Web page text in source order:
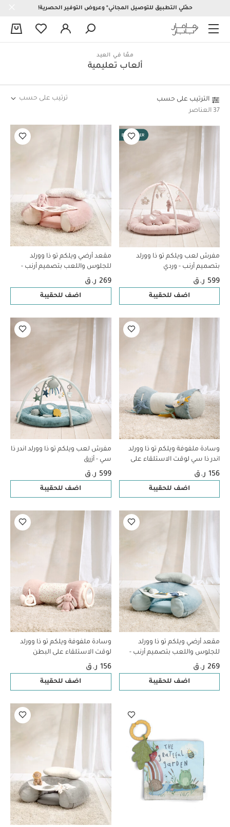
حمّلي التطبيق للتوصيل المجاني* وعروض التوفير الحصرية!
معًا في العيد
ألعاب تعليمية
الترتيب على حسب
37 العناصر
ترتيب على حسب
مفرش لعب ويلكم تو ذا وورلد
بتصميم أرنب - وردي
599 ر.ق
اضف للحقيبة
مقعد أرضي ويلكم تو ذا وورلد
للجلوس واللعب بتصميم أرنب -
وردي
269 ر.ق
اضف للحقيبة
وسادة ملفوفة ويلكم تو ذا وورلد
اندر ذا سي لوقت الاستلقاء على
البطن - أزرق
156 ر.ق
اضف للحقيبة
مفرش لعب ويلكم تو ذا وورلد اندر ذا
سي - أزرق
599 ر.ق
اضف للحقيبة
مقعد أرضي ويلكم تو ذا وورلد
للجلوس واللعب بتصميم أرنب -
أزرق
269 ر.ق
اضف للحقيبة
وسادة ملفوفة ويلكم تو ذا وورلد
لوقت الاستلقاء على البطن
بتصميم أرنب - وردي
156 ر.ق
اضف للحقيبة